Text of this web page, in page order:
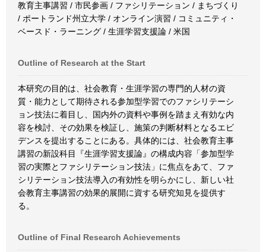
教育主事講習 / 市民参画 / ファシリテーション / まちづくり
/ ポートランド州立大学 / オンライン演習 / コミュニティ・
ベースド・ラーニング / 生涯学習支援論 / 米国
Outline of Research at the Start
本研究の目的は、社会教育・生涯学習の専門的人材の資
質・能力として期待される参加型学習でのファシリテーシ
ョン技法に着目し、国内外の資料や事例を踏まえ有効な内
容を検討、その効果を検証し、施策の判断材料となるエビ
デンスを提出することにある。具体的には、社会教育主事
講習の新設科目『生涯学習支援論』の構成内容「参加型学
習の実際とファシリテーション技法」に焦点をあて、ファ
シリテーション技法導入の有効性を明らかにし、新しい社
会教育主事講習の効果的展開に資する研究知見を提供す
る。
Outline of Final Research Achievements